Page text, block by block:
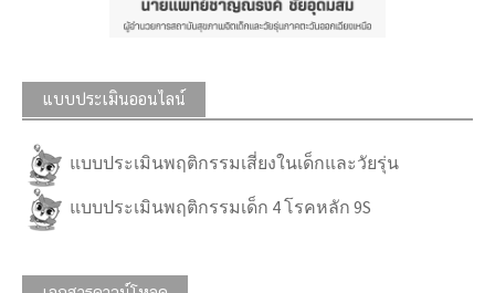
แบบประเมินออนไลน์
แบบประเมินพฤติกรรมเสี่ยงในเด็กและวัยรุ่น
แบบประเมินพฤติกรรมเด็ก 4 โรคหลัก 9S